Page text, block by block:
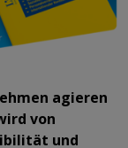
agieren
von
und